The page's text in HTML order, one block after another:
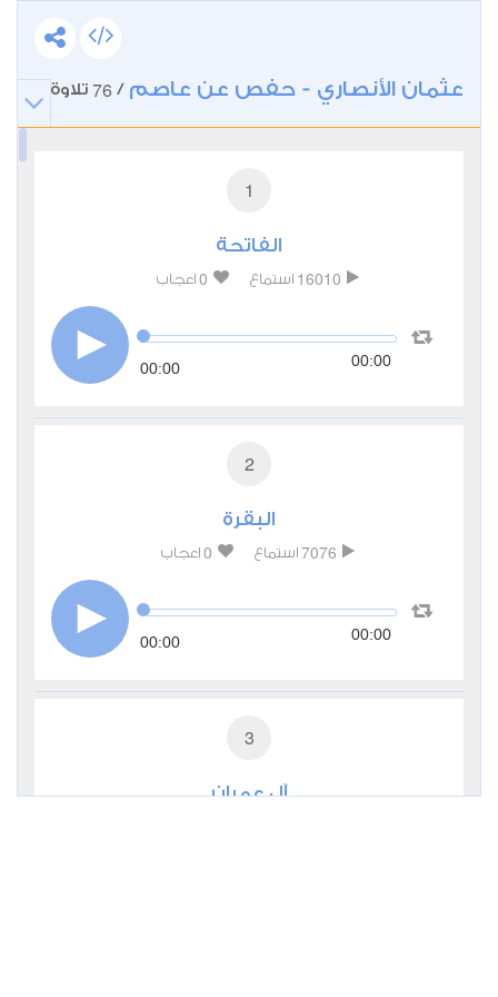
عثمان الأنصاري - حفص عن عاصم /
76 تلاوة
1
الفاتحة
16010 استماع 0 اعجاب
00:00 00:00
2
البقرة
7076 استماع 0 اعجاب
00:00 00:00
3
آل عمران